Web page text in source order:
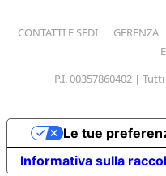
CONTATTI E SEDI GERENZA
P.I. 00357860402 |
Informativa sulla
Le tue